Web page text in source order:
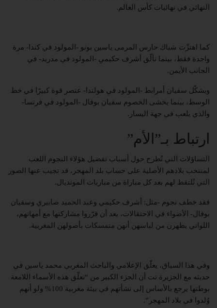
النهائي في نهائيات كأس العالم.
كما اهتزّت شباك حارس المرمى ياسين بونو -المولود في كندا- مرة
واحدة فقط، بينما تألّق أشرف حكيمي -المولود في مدريد- في
الجانب الأيمن.
ويشكّل سفيان أمرابط -المولود في هولندا- عنصر قوة كبيرًا في خط
الوسط، بينما يخشى الخصوم سفيان بوفال -المولود في فرنسا-
والذي يلعب في جهة اليسار.
ارتباط بـ”الأم”
التساؤلات التي تُطرح حول أسباب تفضيل هؤلاء النجوم اللعب
لمنتخب بلادهم الأصلية على حساب بلد المهجر، قد تجيب عنها الصور
التي تُلتقط لهم بعد كل مباراة من مباريات المونديال.
فقد خطف نجوم -مثل: أشرف حكيمي وعبد الحميد صابيري وسفيان
بوفال- الأضواء في الاحتقالات، بعد أن قرّروا مشاركتها مع أمهاتهم،
اللواتي يظهرن من لباسهن أنهن متمسكات بأصولهن المغربية.
وفي هذا السياق، يعلّق الإعلامي والباحث المغربي محمد ياسين في
حديثه مع الجزيرة نت أن الجزء الكبير من “تعلّق هذه الأسماء اللامعة
بوطنها يرجع بالأساس إلى نشأتهم في بيئة مغربية 100% ولو أنهم
وُلدوا في بلاد المهجر”.